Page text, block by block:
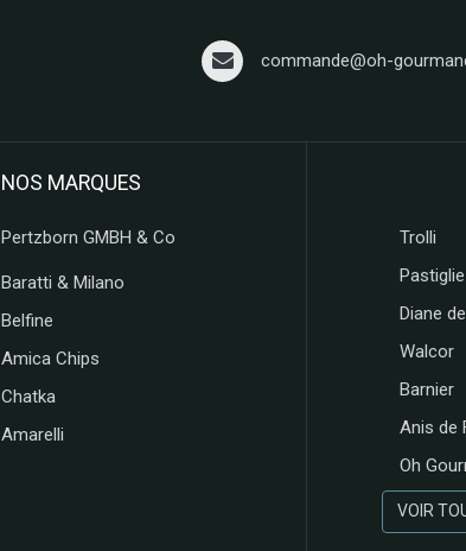
commande@oh-
NOS MARQUES
Pertzborn GMBH & Co
Baratti & Milano
Belfine
Amica Chips
Chatka
Amarelli
Trolli
Diane
Walcor
Barnier
Anis de
Oh
VOIR